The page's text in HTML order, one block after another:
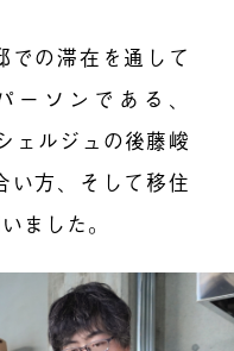
での滞在を通して
ーソンである、
ェルジュの後藤峻
い方、そして移住
ました。